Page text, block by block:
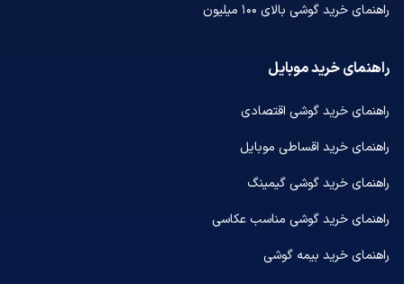
راهنمای خرید گوشی بالای ۱۰۰ میلیون
راهنمای خرید موبایل
راهنمای خرید گوشی اقتصادی
راهنمای خرید اقساطی موبایل
راهنمای خرید گوشی گیمینگ
راهنمای خرید گوشی مناسب عکاسی
راهنمای خرید بیمه گوشی